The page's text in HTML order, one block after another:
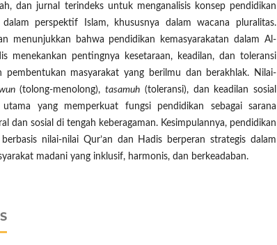
dan jurnal terindeks untuk menganalisis konsep pendidikan
dalam perspektif Islam, khususnya dalam wacana pluralitas.
menunjukkan bahwa pendidikan kemasyarakatan dalam Al-
menekankan pentingnya kesetaraan, keadilan, dan toleransi
pembentukan masyarakat yang berilmu dan berakhlak. Nilai-
(tolong-menolong), tasamuh (toleransi), dan keadilan sosial
yang memperkuat fungsi pendidikan sebagai sarana
dan sosial di tengah keberagaman. Kesimpulannya, pendidikan
berbasis nilai-nilai Qur’an dan Hadis berperan strategis dalam
madani yang inklusif, harmonis, dan berkeadaban.